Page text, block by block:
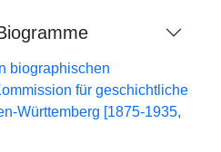
biographischen
für geschichtliche
Württemberg [1875-1935,